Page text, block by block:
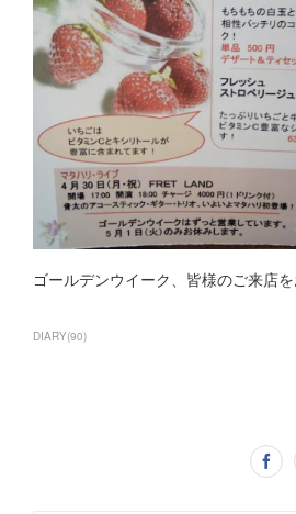
ゴールデンウイーク、皆様のご来店
DIARY(90)